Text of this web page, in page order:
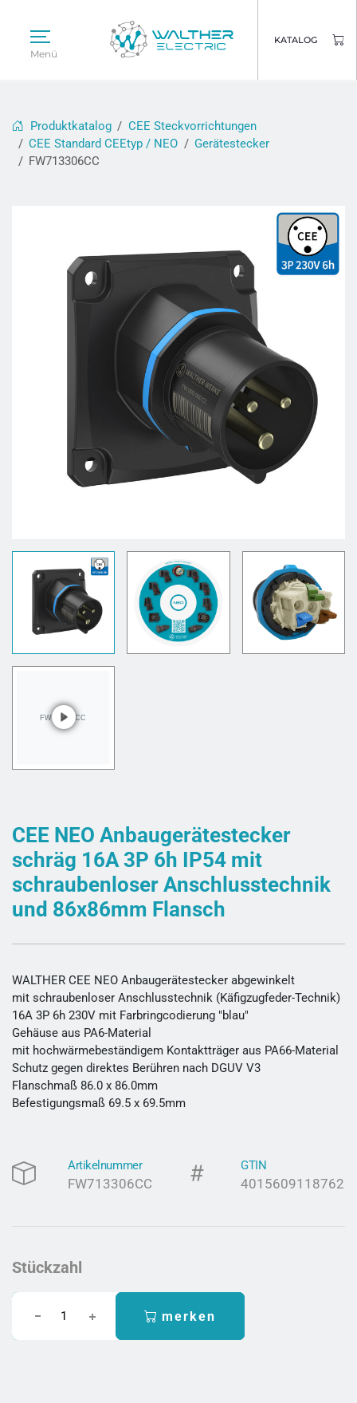
Menü
KATALOG
Produktkatalog
CEE Steckvorrichtungen
CEE Standard CEEtyp / NEO
Gerätestecker
FW713306CC
CEE NEO Anbaugerätestecker
schräg 16A 3P 6h IP54 mit
schraubenloser Anschlusstechnik
und 86x86mm Flansch
WALTHER CEE NEO Anbaugerätestecker abgewinkelt
mit schraubenloser Anschlusstechnik (Käfigzugfeder-Technik)
16A 3P 6h 230V mit Farbringcodierung "blau"
Gehäuse aus PA6-Material
mit hochwärmebeständigem Kontaktträger aus PA66-Material
Schutz gegen direktes Berühren nach DGUV V3
Flanschmaß 86.0 x 86.0mm
Befestigungsmaß 69.5 x 69.5mm
Artikelnummer
FW713306CC
GTIN
4015609118762
Stückzahl
merken